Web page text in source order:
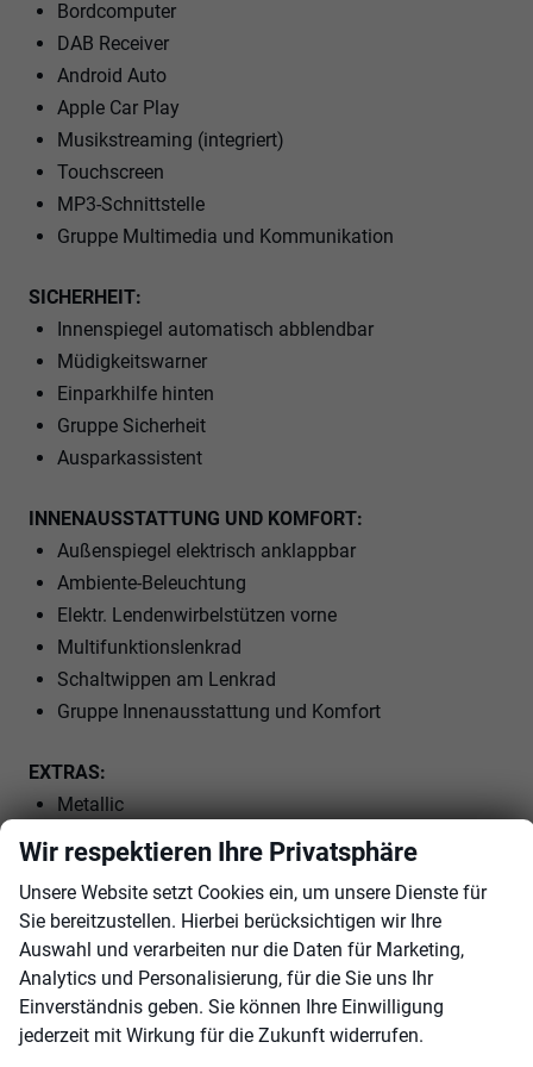
Bordcomputer
DAB Receiver
Android Auto
Apple Car Play
Musikstreaming (integriert)
Touchscreen
MP3-Schnittstelle
Gruppe Multimedia und Kommunikation
SICHERHEIT:
Innenspiegel automatisch abblendbar
Müdigkeitswarner
Einparkhilfe hinten
Gruppe Sicherheit
Ausparkassistent
INNENAUSSTATTUNG UND KOMFORT:
Außenspiegel elektrisch anklappbar
Ambiente-Beleuchtung
Elektr. Lendenwirbelstützen vorne
Multifunktionslenkrad
Schaltwippen am Lenkrad
Gruppe Innenausstattung und Komfort
EXTRAS:
Metallic
LM-Felgen
Licht- und Sichtpaket
Innen
Ambiente-Beleuchtung
vorhanden
Armlehnen
Mittelarmlehne
Klimatisierung
3-Zonen-Klimaautomatik
Wir respektieren Ihre Privatsphäre
Unsere Website setzt Cookies ein, um unsere Dienste für
Sie bereitzustellen. Hierbei berücksichtigen wir Ihre
Auswahl und verarbeiten nur die Daten für Marketing,
Analytics und Personalisierung, für die Sie uns Ihr
Einverständnis geben. Sie können Ihre Einwilligung
jederzeit mit Wirkung für die Zukunft widerrufen.